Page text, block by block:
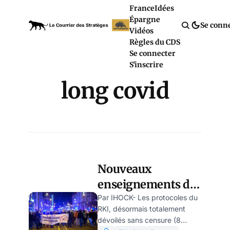
FranceIdées
Épargne
Vidéos
Règles du CDS
Se connecter
S'inscrire
Se
long covid
Nouveaux
enseignements des
« RKI-files » : que
savait le
Par IHOCK- Les protocoles du
RKI, désormais totalement
dévoilés sans censure (8